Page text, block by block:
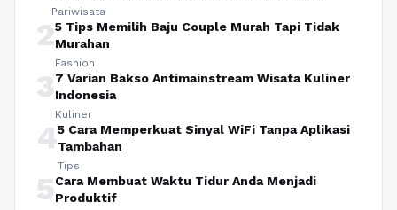
Pariwisata
25 Tips Memilih Baju Couple Murah Tapi Tidak
Murahan
Fashion
37 Varian Bakso Antimainstream Wisata Kuliner
Indonesia
Kuliner
45 Cara Memperkuat Sinyal WiFi Tanpa Aplikasi
Tambahan
Tips
5Cara Membuat Waktu Tidur Anda Menjadi
Produktif